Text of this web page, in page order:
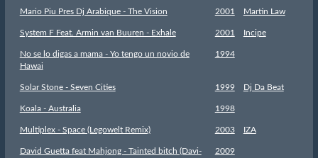
Mario Piu Pres Dj Arabique - The Vision 2001 Martin Law
System F Feat. Armin van Buuren - Exhale 2001 Incipe
No se lo digas a mama - Yo tengo un novio de
Hawai
1994
Solar Stone - Seven Cities 1999 Dj Da Beat
Koala - Australia 1998
Multiplex - Space (Legowelt Remix) 2003 IZA
David Guetta feat Mahjong - Tainted bitch (Davi-
2009